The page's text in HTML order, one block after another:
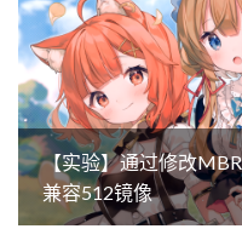
【实验】通过修改
兼容512镜像